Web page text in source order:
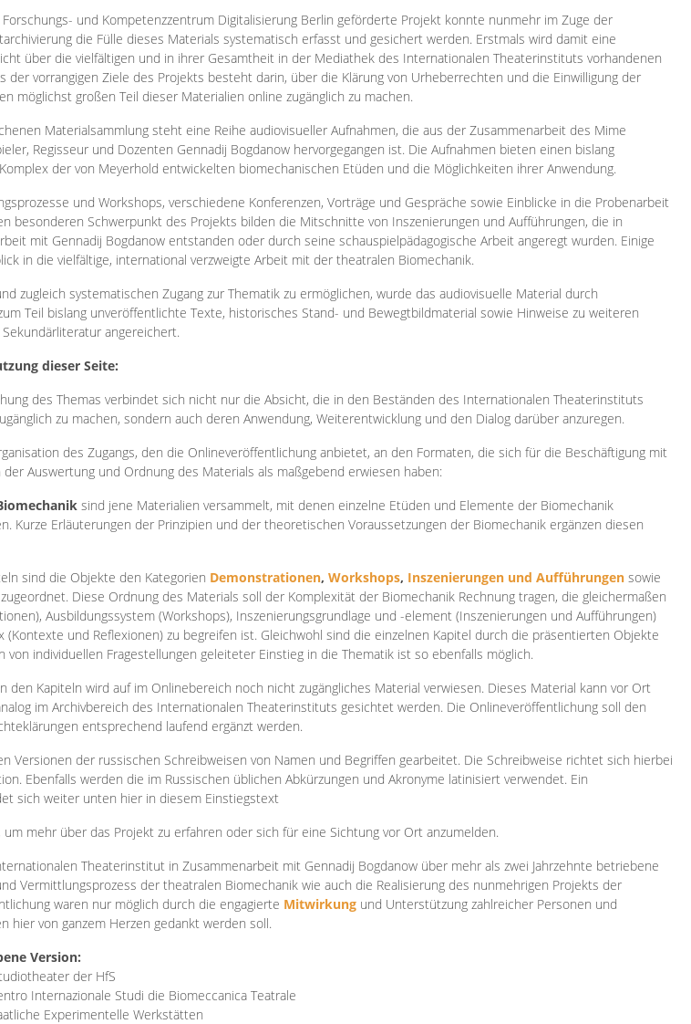
Forschungs- und Kompetenzzentrum Digitalisierung Berlin geförderte Projekt konnte nunmehr im Zuge der
die Fülle dieses Materials systematisch erfasst und gesichert werden. Erstmals wird damit eine
über die vielfältigen und in ihrer Gesamtheit in der Mediathek des Internationalen Theaterinstituts vorhandenen
der vorrangigen Ziele des Projekts besteht darin, über die Klärung von Urheberrechten und die Einwilligung der
möglichst großen Teil dieser Materialien online zugänglich zu machen.
Materialsammlung steht eine Reihe audiovisueller Aufnahmen, die aus der Zusammenarbeit des Mime
Regisseur und Dozenten Gennadij Bogdanow hervorgegangen ist. Die Aufnahmen bieten einen bislang
der von Meyerhold entwickelten biomechanischen Etüden und die Möglichkeiten ihrer Anwendung.
und Workshops, verschiedene Konferenzen, Vorträge und Gespräche sowie Einblicke in die Probenarbeit
besonderen Schwerpunkt des Projekts bilden die Mitschnitte von Inszenierungen und Aufführungen, die in
mit Gennadij Bogdanow entstanden oder durch seine schauspielpädagogische Arbeit angeregt wurden. Einige
in die vielfältige, international verzweigte Arbeit mit der theatralen Biomechanik.
zugleich systematischen Zugang zur Thematik zu ermöglichen, wurde das audiovisuelle Material durch
Teil bislang unveröffentlichte Texte, historisches Stand- und Bewegtbildmaterial sowie Hinweise zu weiteren
angereichert.
dieser Seite:
des Themas verbindet sich nicht nur die Absicht, die in den Beständen des Internationalen Theaterinstituts
zu machen, sondern auch deren Anwendung, Weiterentwicklung und den Dialog darüber anzuregen.
des Zugangs, den die Onlineveröffentlichung anbietet, an den Formaten, die sich für die Beschäftigung mit
Auswertung und Ordnung des Materials als maßgebend erwiesen haben:
sind jene Materialien versammelt, mit denen einzelne Etüden und Elemente der Biomechanik
Kurze Erläuterungen der Prinzipien und der theoretischen Voraussetzungen der Biomechanik ergänzen diesen
sind die Objekte den Kategorien Demonstrationen, Workshops, Inszenierungen und Aufführungen sowie
zugeordnet. Diese Ordnung des Materials soll der Komplexität der Biomechanik Rechnung tragen, die gleichermaßen
Ausbildungssystem (Workshops), Inszenierungsgrundlage und -element (Inszenierungen und Aufführungen)
(Kontexte und Reflexionen) zu begreifen ist. Gleichwohl sind die einzelnen Kapitel durch die präsentierten Objekte
von individuellen Fragestellungen geleiteter Einstieg in die Thematik ist so ebenfalls möglich.
den Kapiteln wird auf im Onlinebereich noch nicht zugängliches Material verwiesen. Dieses Material kann vor Ort
im Archivbereich des Internationalen Theaterinstituts gesichtet werden. Die Onlineveröffentlichung soll den
entsprechend laufend ergänzt werden.
Versionen der russischen Schreibweisen von Namen und Begriffen gearbeitet. Die Schreibweise richtet sich hierbei
Ebenfalls werden die im Russischen üblichen Abkürzungen und Akronyme latinisiert verwendet. Ein
sich weiter unten hier in diesem Einstiegstext
um mehr über das Projekt zu erfahren oder sich für eine Sichtung vor Ort anzumelden.
Theaterinstitut in Zusammenarbeit mit Gennadij Bogdanow über mehr als zwei Jahrzehnte betriebene
Vermittlungsprozess der theatralen Biomechanik wie auch die Realisierung des nunmehrigen Projekts der
waren nur möglich durch die engagierte Mitwirkung und Unterstützung zahlreicher Personen und
hier von ganzem Herzen gedankt werden soll.
Version:
der HfS
Internazionale Studi die Biomeccanica Teatrale
Experimentelle Werkstätten